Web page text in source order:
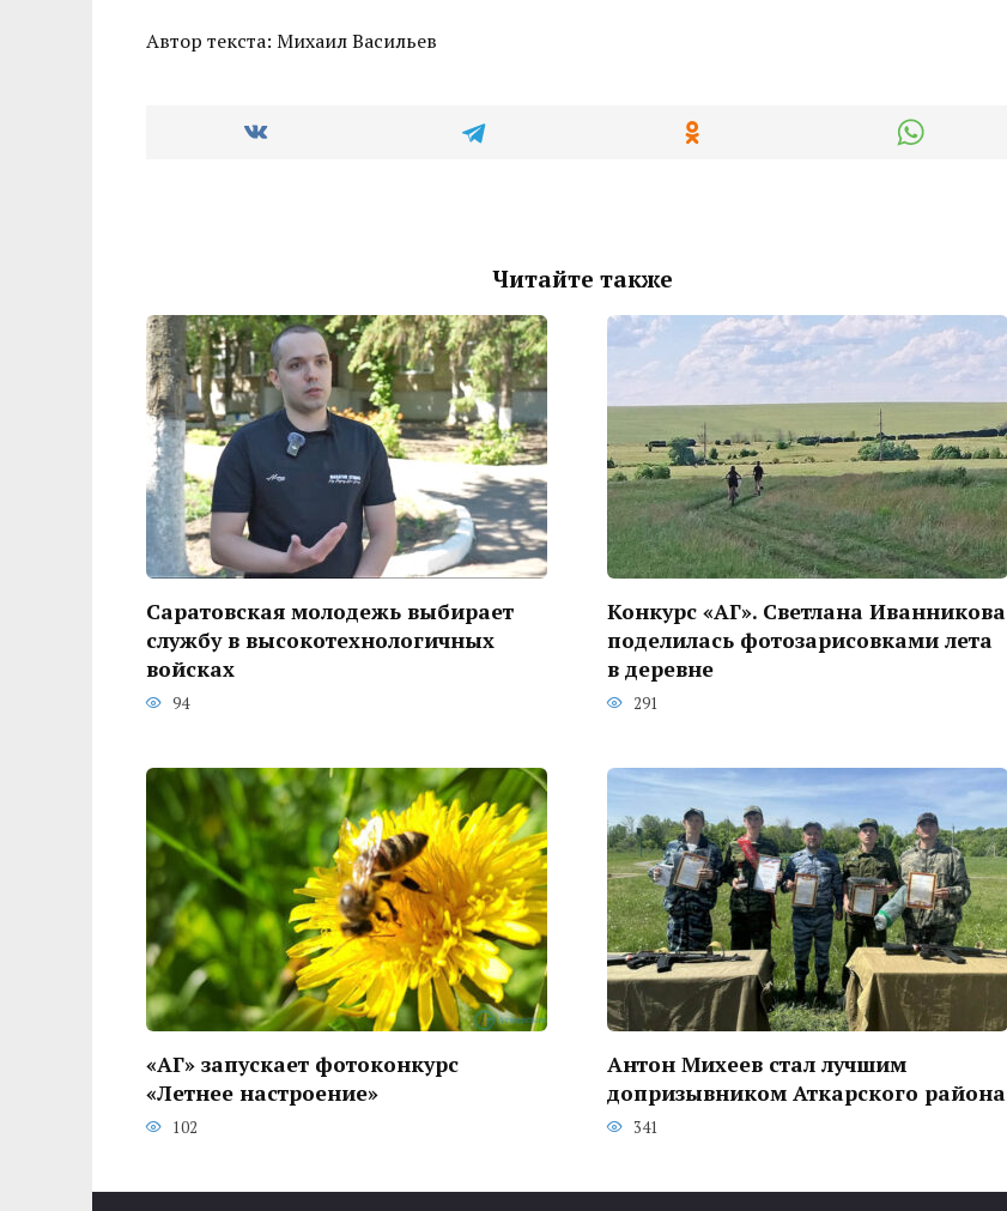
Автор текста: Михаил Васильев
Читайте также
Саратовская молодежь выбирает
службу в высокотехнологичных
войсках
94
Конкурс «АГ». Светлана Иванникова
поделилась фотозарисовками лета
в деревне
291
«АГ» запускает фотоконкурс
«Летнее настроение»
102
Антон Михеев стал лучшим
допризывником Аткарского района
341